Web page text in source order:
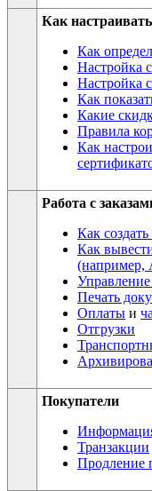
Как
Как
Настройка
Настройка
Как
Какие
Правила
Как
Работа с
Как создать
Как
(например,
Управление
Печать
Оплаты и
Отгрузки
Покупатели
Транзакции
Продление